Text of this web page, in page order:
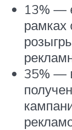
13% —
рамках
35% —